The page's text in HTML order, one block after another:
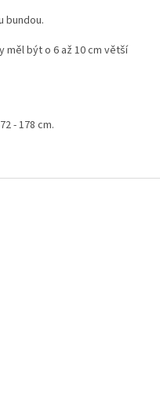
bundou.
měl být o 6 až 10 cm větší
- 178 cm.